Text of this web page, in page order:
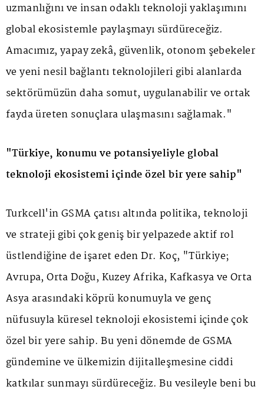
uzmanlığını ve insan odaklı teknoloji yaklaşımını
global ekosistemle paylaşmayı sürdüreceğiz.
Amacımız, yapay zekâ, güvenlik, otonom şebekeler
ve yeni nesil bağlantı teknolojileri gibi alanlarda
sektörümüzün daha somut, uygulanabilir ve ortak
fayda üreten sonuçlara ulaşmasını sağlamak."
"Türkiye, konumu ve potansiyeliyle global
teknoloji ekosistemi içinde özel bir yere sahip"
Turkcell'in GSMA çatısı altında politika, teknoloji
ve strateji gibi çok geniş bir yelpazede aktif rol
üstlendiğine de işaret eden Dr. Koç, "Türkiye;
Avrupa, Orta Doğu, Kuzey Afrika, Kafkasya ve Orta
Asya arasındaki köprü konumuyla ve genç
nüfusuyla küresel teknoloji ekosistemi içinde çok
özel bir yere sahip. Bu yeni dönemde de GSMA
gündemine ve ülkemizin dijitalleşmesine ciddi
katkılar sunmayı sürdüreceğiz. Bu vesileyle beni bu